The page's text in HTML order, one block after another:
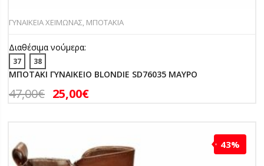
ΓΥΝΑΙΚΕΙΑ ΧΕΙΜΩΝΑΣ, ΜΠΟΤΑΚΙΑ
Διαθέσιμα νούμερα:
37 38
ΜΠΟΤΑΚΙ ΓΥΝΑΙΚΕΙΟ BLONDIE SD76035 ΜΑΥΡΟ
47,00€ 25,00€
43%